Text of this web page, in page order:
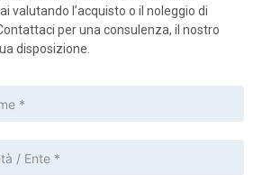
valutando l’acquisto o il noleggio di
per una consulenza, il nostro
disposizione.